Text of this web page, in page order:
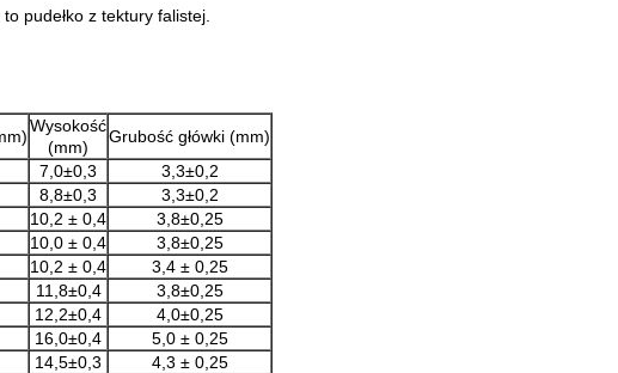
pudełko z tektury falistej.
Wysokość
(mm)
Grubość główki (mm)
7,0±0,3
3,3±0,2
8,8±0,3
3,3±0,2
10,2 ± 0,4
3,8±0,25
10,0 ± 0,4
3,8±0,25
10,2 ± 0,4
3,4 ± 0,25
11,8±0,4
3,8±0,25
12,2±0,4
4,0±0,25
16,0±0,4
5,0 ± 0,25
14,5±0,3 4,3 ± 0,25